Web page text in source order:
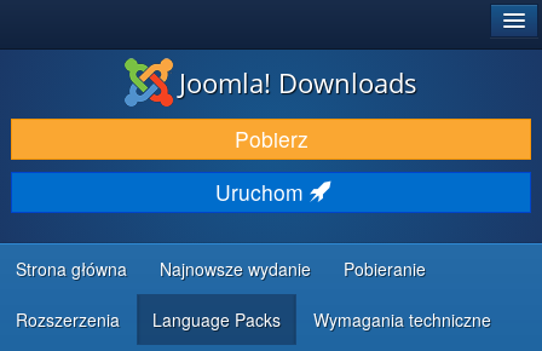
DODATKI I ROZSZERZENIA
ODKRYJ & POZNAJ
SPOŁECZNOŚĆ & WSPARCIE
ZASOBY DLA PROGRAMISTÓW
Joomla! Downloads
Pobierz
Uruchom
Strona główna Najnowsze wydanie Pobieranie
Rozszerzenia Language Packs Wymagania techniczne